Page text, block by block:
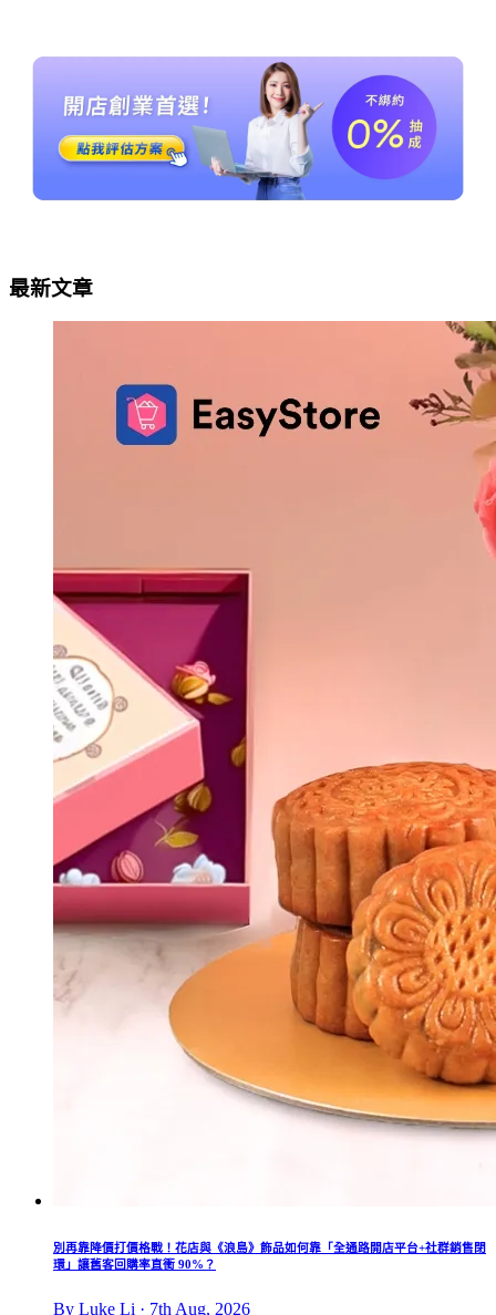
最新文章
別再靠降價打價格戰！花店與《浪島》飾品如何靠「全通路開店平台+社群銷售閉
環」讓舊客回購率直衝 90%？
By Luke Li · 7th Aug, 2026